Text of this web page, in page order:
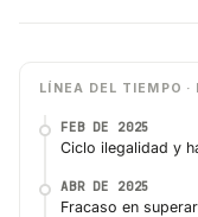
LÍNEA DEL TIEMPO ·
FEB DE 2025
Ciclo ilegalidad y
ABR DE 2025
Fracaso en